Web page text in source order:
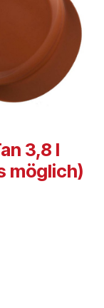
3,8 l
möglich)